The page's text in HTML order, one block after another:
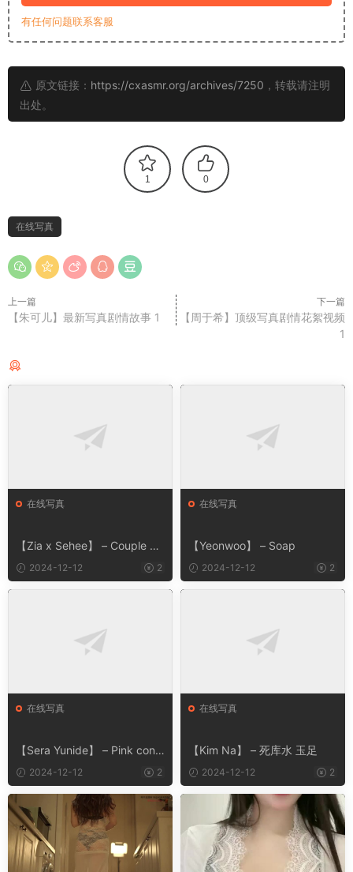
有任何问题联系客服
原文链接： https://cxasmr.org/archives/7250 ，转载请注明
出处。
1 0
在线写真
上一篇
【朱可儿】最新写真剧情故事 1
下一篇
【周于希】顶级写真剧情花絮视频
1
在线写真
【Zia x Sehee】 – Couple Bu
rma2024-12-12 2
在线写真
【Yeonwoo】 – Soap
2024-12-12 2
在线写真
【Sera Yunide】 – Pink conc
ept2024-12-12 2
在线写真
【Kim Na】 – 死库水 玉足
2024-12-12 2